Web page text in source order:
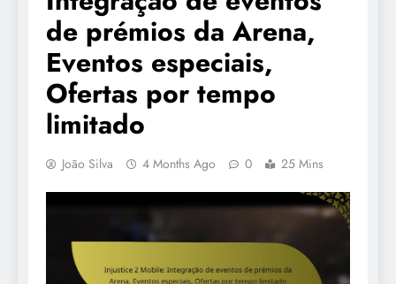
de prémios da Arena,
Eventos especiais,
Ofertas por tempo
limitado
João Silva 4 Months Ago 0 25 Mins